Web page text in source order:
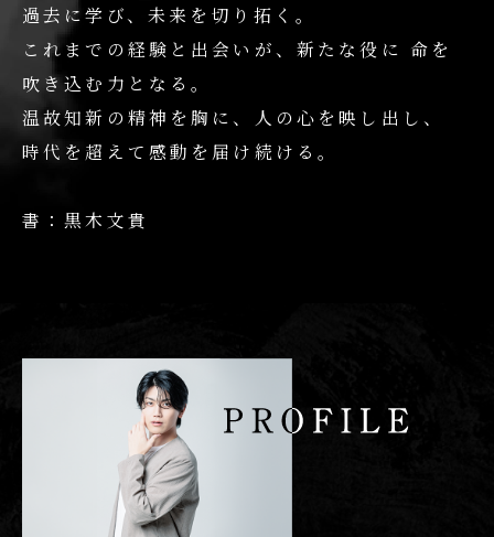
過去に学び、未来を切り拓く。
これまでの経験と出会いが、新たな役に 命を
吹き込む力となる。
温故知新の精神を胸に、人の心を映し出し、
時代を超えて感動を届け続ける。
書：黒木文貴